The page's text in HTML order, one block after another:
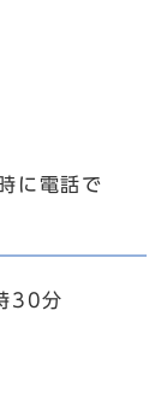
に電話で
30分